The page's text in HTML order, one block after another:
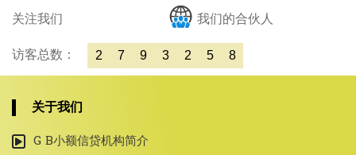
关注我们
我们的合伙人
访客总数：
2 7 9 3 2 5 8
关于我们
G B小额信贷机构简介